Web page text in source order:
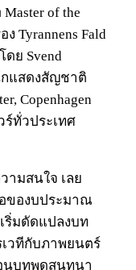
of the
Tyrannens Fald
ดย Svend
กแสดงสัญชาติ
Copenhagen
ทั่วประเทศ
ามสนใจ เลย
ของบประมาณ
ริ่มดัดแปลงบท
วทีกับภาพยนตร์
นบทพูดสนทนา